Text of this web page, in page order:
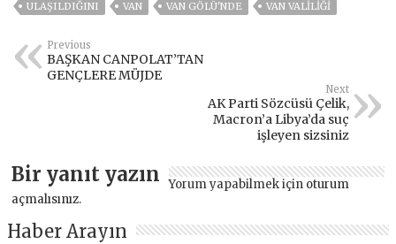
ULAŞILDIĞINI
VAN VAN GÖLÜ'NDE VAN VALILIĞI
Previous
BAŞKAN CANPOLAT’TAN
GENÇLERE MÜJDE
Next
AK Parti Sözcüsü Çelik,
Macron’a Libya’da suç
işleyen sizsiniz
Bir yanıt yazın Yorum yapabilmek için oturum
açmalısınız.
Haber Arayın